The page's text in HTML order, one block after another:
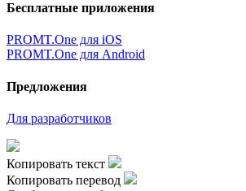
Бесплатные приложения
PROMT.One для iOS
PROMT.One для Android
Предложения
Для разработчиков
Копировать текст
Копировать перевод